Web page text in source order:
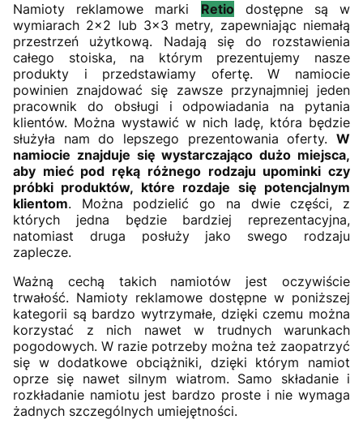
Namioty reklamowe marki Retiodostępne są w
wymiarach 2x2 lub 3x3 metry, zapewniając niemałą
przestrzeń użytkową. Nadają się do rozstawienia
całego stoiska, na którym prezentujemy nasze
produkty i przedstawiamy ofertę. W namiocie
powinien znajdować się zawsze przynajmniej jeden
pracownik do obsługi i odpowiadania na pytania
klientów. Można wystawić w nich ladę, która będzie
służyła nam do lepszego prezentowania oferty. W
namiocie znajduje się wystarczająco dużo miejsca,
aby mieć pod ręką różnego rodzaju upominki czy
próbki produktów, które rozdaje się potencjalnym
klientom. Można podzielić go na dwie części, z
których jedna będzie bardziej reprezentacyjna,
natomiast druga posłuży jako swego rodzaju
zaplecze.
Ważną cechą takich namiotów jest oczywiście
trwałość. Namioty reklamowe dostępne w poniższej
kategorii są bardzo wytrzymałe, dzięki czemu można
korzystać z nich nawet w trudnych warunkach
pogodowych. W razie potrzeby można też zaopatrzyć
się w dodatkowe obciążniki, dzięki którym namiot
oprze się nawet silnym wiatrom. Samo składanie i
rozkładanie namiotu jest bardzo proste i nie wymaga
żadnych szczególnych umiejętności.